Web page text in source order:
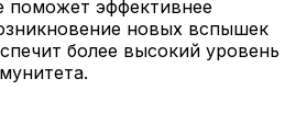
поможет эффективнее
новых вспышек
более высокий уровень